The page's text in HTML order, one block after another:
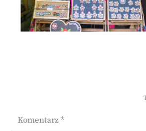
Komentarz*